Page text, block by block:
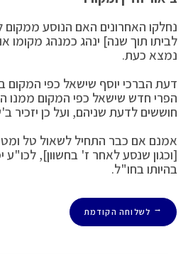
נחלקו האחרונים האם הנוסע ממקום
לביתו תוך שנה] ינהג כמנהג מקומו
נמצא כעת.
דעת הברכי יוסף שישאל כפי המקום
הפרי חדש שישאל כפי המקום ממנו
חוששים לדעת שניהם, ועל כן יזכיר
אמנם אם כבר התחיל לשאול טל
[וכגון שנסע לאחר ז' בחשוון],
בהיותו בחו"ל.
← לשלוחה הקודמת